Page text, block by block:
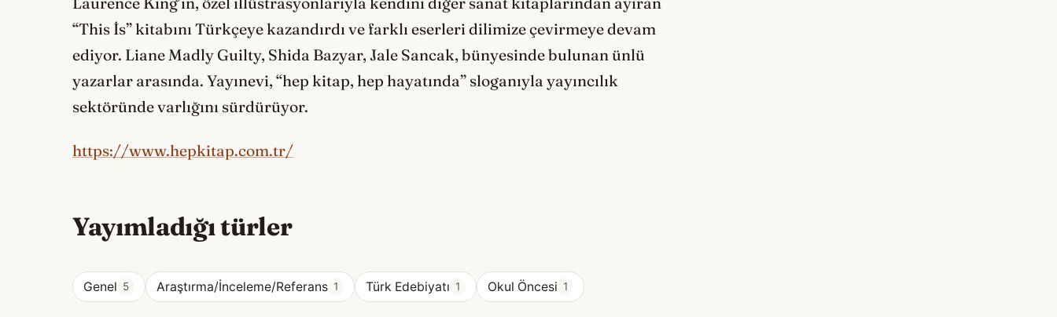
“This İs” kitabını Türkçeye kazandırdı ve farklı eserleri dilimize çevirmeye devam
ediyor. Liane Madly Guilty, Shida Bazyar, Jale Sancak, bünyesinde bulunan ünlü
yazarlar arasında. Yayınevi, “hep kitap, hep hayatında” sloganıyla yayıncılık
sektöründe varlığını sürdürüyor.
https://www.hepkitap.com.tr/
Yayımladığı türler
Genel 5 Araştırma/İnceleme/Referans 1 Türk Edebiyatı 1 Okul Öncesi 1